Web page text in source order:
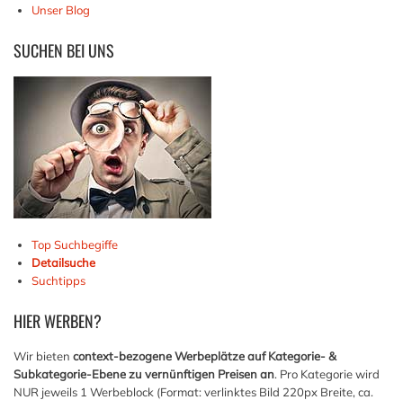
Unser Blog
SUCHEN BEI UNS
Top Suchbegiffe
Detailsuche
Suchtipps
HIERWERBEN?
Wir bieten context-bezogene Werbeplätze auf Kategorie- &
Subkategorie-Ebene zu vernünftigen Preisen an. Pro Kategorie wird
NUR jeweils 1 Werbeblock (Format: verlinktes Bild 220px Breite, ca.